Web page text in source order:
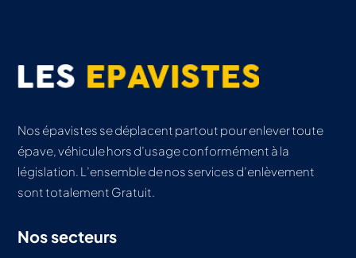
Nos épavistes se déplacent partout pour enlever toute
épave, véhicule hors d’usage conformément à la
législation. L’ensemble de nos services d’enlèvement
sont totalement Gratuit.
Nos secteurs